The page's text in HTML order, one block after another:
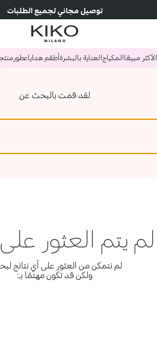
توصيل مجاني لجميع الطلبات
الأكثر مبيعًاالمكياجالعناية بالبشرةأطقم هداياعطور
لقد قمت بالبحث عن
لم يتم العثور على
لم نتمكن من العثور على أي نتائج
ولكن قد تكون مهتمًا بـ: